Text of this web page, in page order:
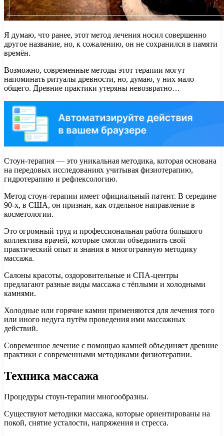
Я думаю, что ранее, этот метод лечения носил совершенно
другое название, но, к сожалению, он не сохранился в памяти
времён.
Возможно, современные методы этот терапии могут
напоминать ритуалы древности, но, думаю, у них мало
общего. Древние практики утеряны невозвратно…
Стоун-терапия — это уникальная методика, которая основана
на передовых исследованиях учитывая физиотерапию,
гидротерапию и рефлексологию.
Метод стоун-терапии имеет официальный патент. В середине
90-х, в США, он признан, как отдельное направление в
косметологии.
Это огромный труд и профессиональная работа большого
коллектива врачей, которые смогли объединить свой
практический опыт и знания в многогранную методику
массажа.
Салоны красоты, оздоровительные и СПА-центры
предлагают разные виды массажа с тёплыми и холодными
камнями.
Холодные или горячие камни применяются для лечения того
или иного недуга путём проведения ими массажных
действий.
Современное лечение с помощью камней объединяет древние
практики с современными методиками физиотерапии.
Техника массажа
Процедуры стоун-терапии многообразны.
Существуют методики массажа, которые ориентированы на
покой, снятие усталости, напряжения и стресса.